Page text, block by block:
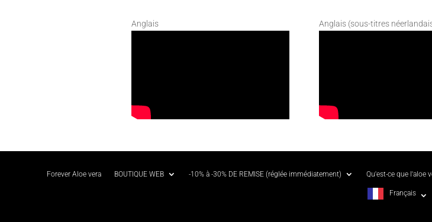
Anglais Anglais (sous-titres
Forever Aloe vera BOUTIQUE WEB -10% à -30% DE REMISE (réglée immédiatement) Qu'est-ce que l'aloe
Français